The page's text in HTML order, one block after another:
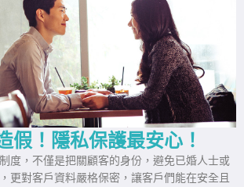
假！隱私保護最安心！
度，不僅是把關顧客的身份，避免已婚人士或
更對客戶資料嚴格保密，讓客戶們能在安全且